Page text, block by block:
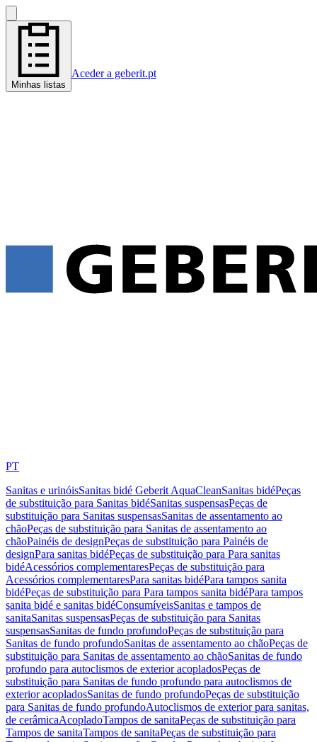
Minhas listas
Aceder a geberit.pt
PT
Sanitas e urinóisSanitas bidé Geberit AquaCleanSanitas bidéPeças
de substituição para Sanitas bidéSanitas suspensasPeças de
substituição para Sanitas suspensasSanitas de assentamento ao
chãoPeças de substituição para Sanitas de assentamento ao
chãoPainéis de designPeças de substituição para Painéis de
designPara sanitas bidéPeças de substituição para Para sanitas
bidéAcessórios complementaresPeças de substituição para
Acessórios complementaresPara sanitas bidéPara tampos sanita
bidéPeças de substituição para Para tampos sanita bidéPara tampos
sanita bidé e sanitas bidéConsumíveisSanitas e tampos de
sanitaSanitas suspensasPeças de substituição para Sanitas
suspensasSanitas de fundo profundoPeças de substituição para
Sanitas de fundo profundoSanitas de assentamento ao chãoPeças de
substituição para Sanitas de assentamento ao chãoSanitas de fundo
profundo para autoclismos de exterior acopladosPeças de
substituição para Sanitas de fundo profundo para autoclismos de
exterior acopladosSanitas de fundo profundoPeças de substituição
para Sanitas de fundo profundoAutoclismos de exterior para sanitas,
de cerâmicaAcopladoTampos de sanitaPeças de substituição para
Tampos de sanitaTampos de sanitaPeças de substituição para